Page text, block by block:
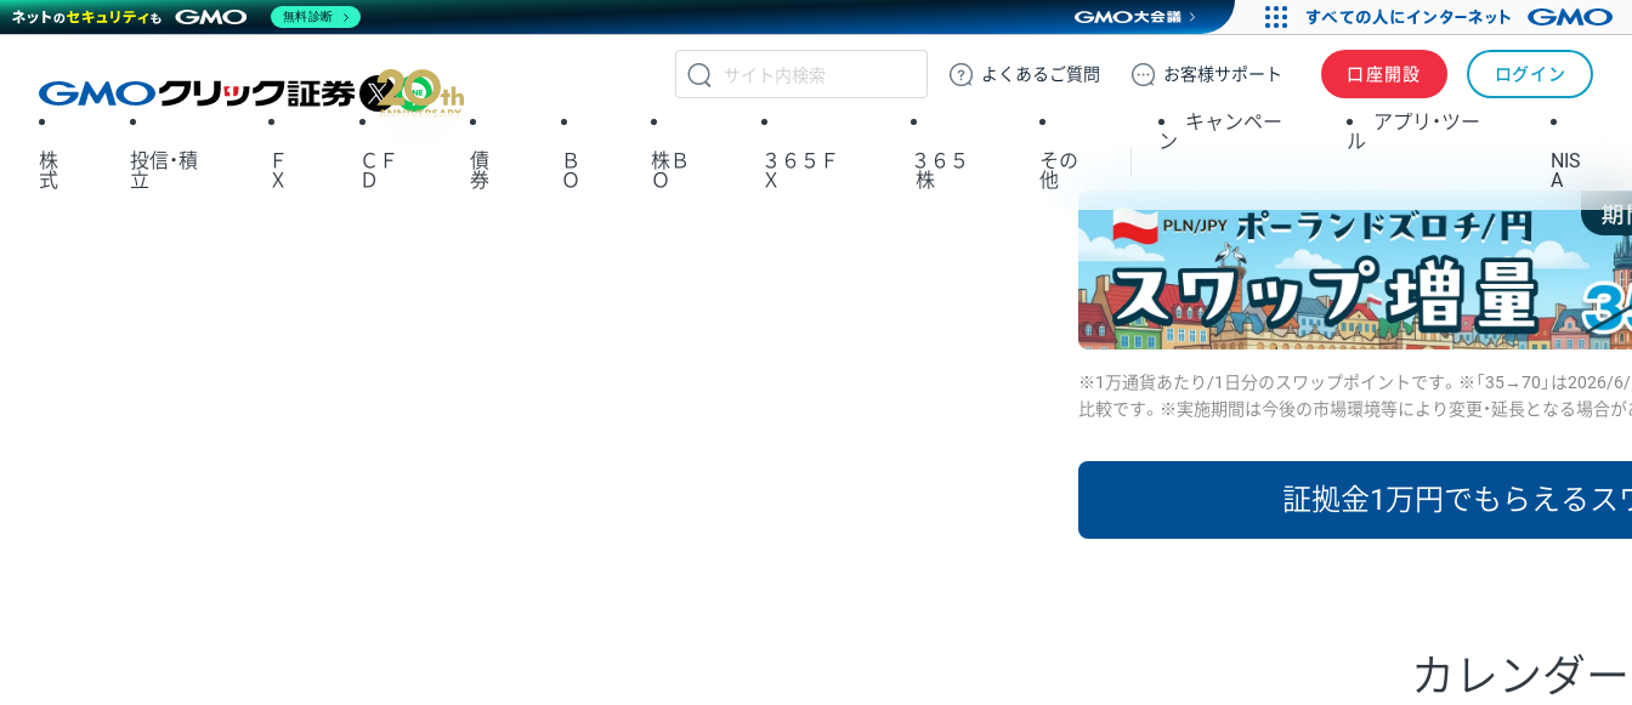
GMOクリック証券
よくある ご質問 お客様サポート 口座開設 ログイン
X
株
式
投信・積
立
Ｆ
Ｘ
ＣＦ
Ｄ
債
券
Ｂ
Ｏ
株Ｂ
Ｏ
３６５Ｆ
Ｘ
３６５
株
その
他
キャンペー
ン
アプリ・ツー
ル
NIS
A
※1万通貨あたり/1日分のスワップポイントです。※「35→70」は2026/6/
比較です。※実施期間は今後の市場環境等により変更・延長となる場合が
証拠金1万円でもらえるス
あたりの
カレンダー
無料診断